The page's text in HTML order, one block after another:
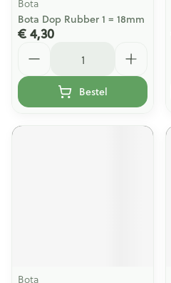
Bota
Bota Dop Rubber 1 = 18mm
€ 4,30
Bestel
Bota